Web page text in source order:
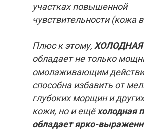
участках повышенной
чувствительности (кожа
Плюс к этому,
обладает не только
омолаживающим
способна избавить от
глубоких морщин и
кожи, но и ещёхолодная
обладает ярко-